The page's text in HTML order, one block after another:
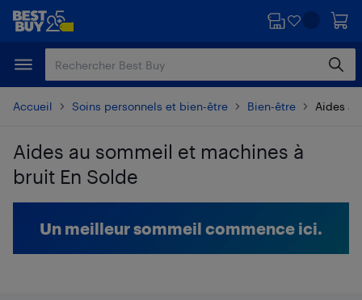
Passer
principal
Passer
Accueil Soins personnels et bien-être Bien-être Aides
Aides au sommeil et machines à
bruit En Solde
Un meilleur sommeil commence ici.